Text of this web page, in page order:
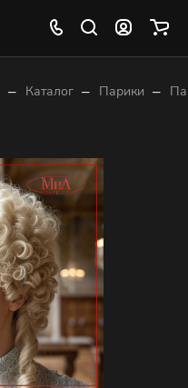
– Каталог – Парики –